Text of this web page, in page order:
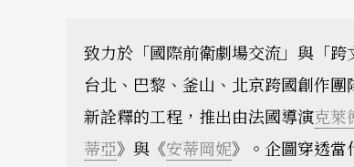
致力於「國際前衛劇場交流」與「
台北、巴黎、釜山、北京跨國創作團
新詮釋的工程，推出由法國導演克萊
蒂亞》與《安蒂岡妮》。企圖穿透當